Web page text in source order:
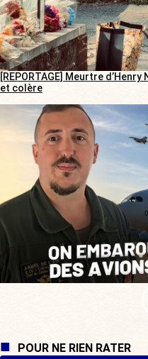
[REPORTAGE] Meurtre
et colère
POUR NE RIEN RATER